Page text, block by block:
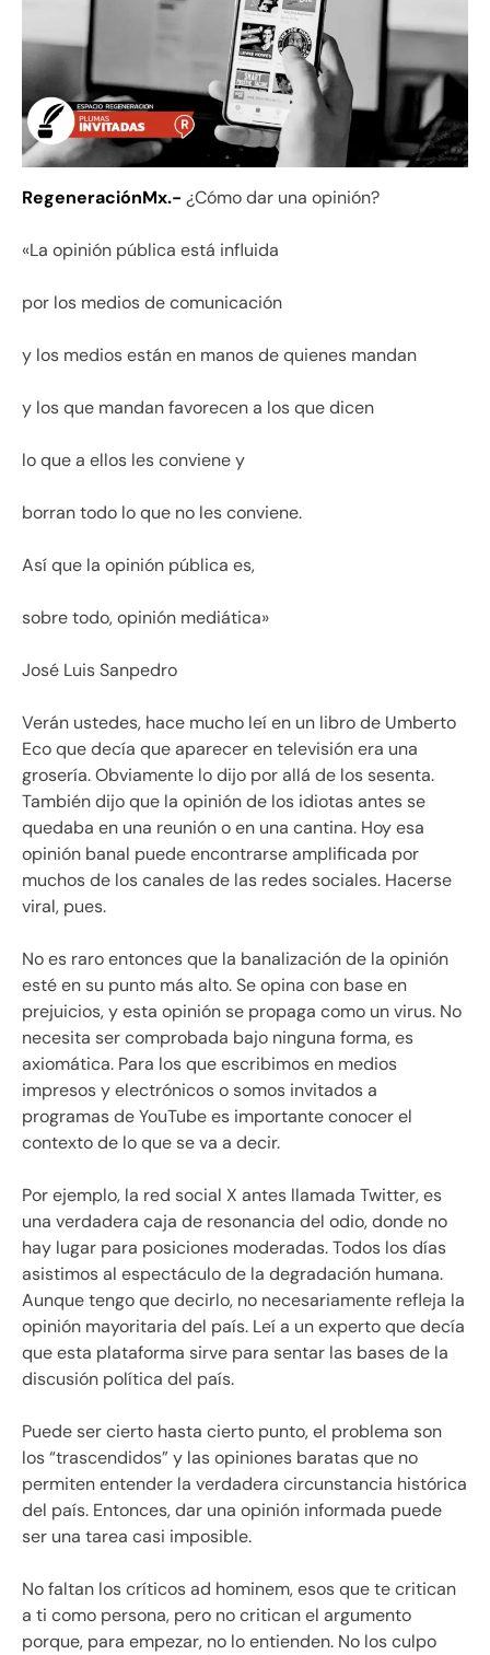
RegeneraciónMx.- ¿Cómo dar una opinión?
«La opinión pública está influida
por los medios de comunicación
y los medios están en manos de quienes mandan
y los que mandan favorecen a los que dicen
lo que a ellos les conviene y
borran todo lo que no les conviene.
Así que la opinión pública es,
sobre todo, opinión mediática»
José Luis Sanpedro
Verán ustedes, hace mucho leí en un libro de Umberto
Eco que decía que aparecer en televisión era una
grosería. Obviamente lo dijo por allá de los sesenta.
También dijo que la opinión de los idiotas antes se
quedaba en una reunión o en una cantina. Hoy esa
opinión banal puede encontrarse amplificada por
muchos de los canales de las redes sociales. Hacerse
viral, pues.
No es raro entonces que la banalización de la opinión
esté en su punto más alto. Se opina con base en
prejuicios, y esta opinión se propaga como un virus. No
necesita ser comprobada bajo ninguna forma, es
axiomática. Para los que escribimos en medios
impresos y electrónicos o somos invitados a
programas de YouTube es importante conocer el
contexto de lo que se va a decir.
Por ejemplo, la red social X antes llamada Twitter, es
una verdadera caja de resonancia del odio, donde no
hay lugar para posiciones moderadas. Todos los días
asistimos al espectáculo de la degradación humana.
Aunque tengo que decirlo, no necesariamente refleja la
opinión mayoritaria del país. Leí a un experto que decía
que esta plataforma sirve para sentar las bases de la
discusión política del país.
Puede ser cierto hasta cierto punto, el problema son
los “trascendidos” y las opiniones baratas que no
permiten entender la verdadera circunstancia histórica
del país. Entonces, dar una opinión informada puede
ser una tarea casi imposible.
No faltan los críticos ad hominem, esos que te critican
a ti como persona, pero no critican el argumento
porque, para empezar, no lo entienden. No los culpo